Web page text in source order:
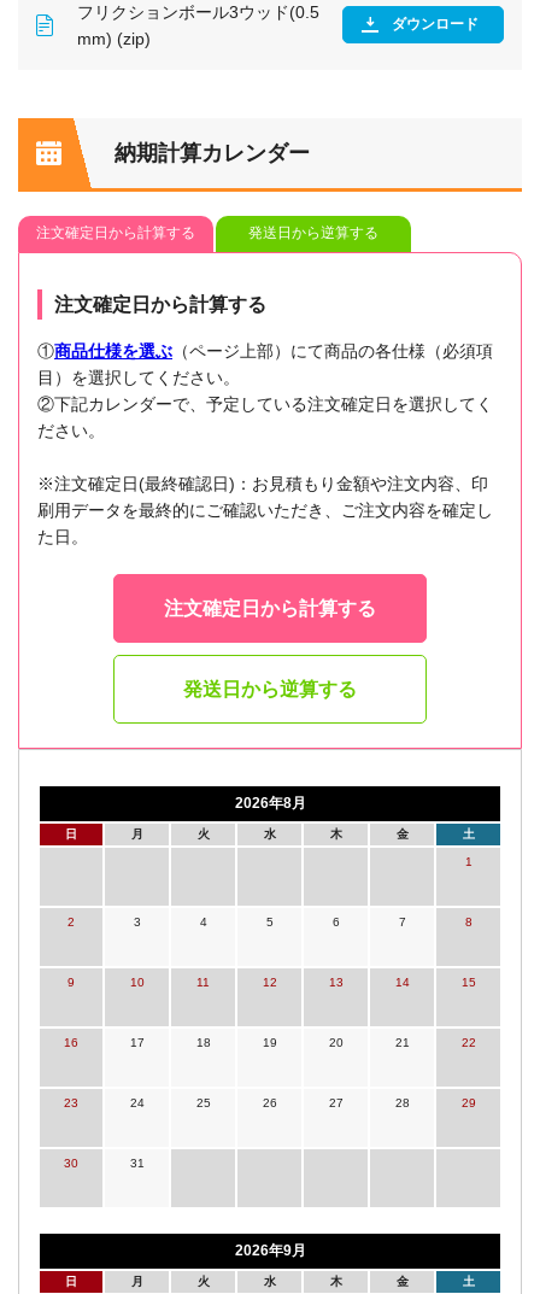
フリクションボール3ウッド(0.5
mm) (zip)
ダウンロード
納期計算カレンダー
注文確定日から計算する 発送日から逆算する
注文確定日から計算する
①商品仕様を選ぶ （ページ上部）にて商品の各仕様（必須項
目）を選択してください。
②下記カレンダーで、予定している注文確定日を選択してく
ださい。
※注文確定日(最終確認日)：お見積もり金額や注文内容、印
刷用データを最終的にご確認いただき、ご注文内容を確定し
た日。
注文確定日から計算する
発送日から逆算する
2026年8月
日 月 火 水 木 金 土
1
2 3 4 5 6 7 8
9 10 11 12 13 14 15
16 17 18 19 20 21 22
23 24 25 26 27 28 29
30 31
2026年9月
日 月 火 水 木 金 土